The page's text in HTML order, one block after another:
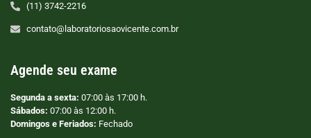
(11) 3742-2216
contato@laboratoriosaovicente.com.br
Agende seu exame
Segunda a sexta: 07:00 às 17:00 h.
Sábados: 07:00 às 12:00 h.
Domingos e Feriados: Fechado